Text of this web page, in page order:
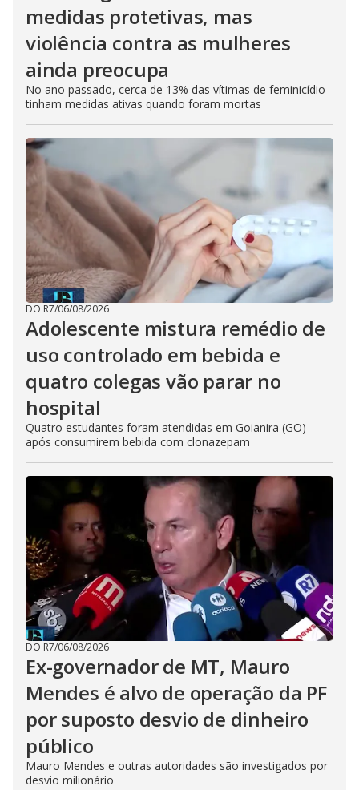
medidas protetivas, mas
violência contra as mulheres
ainda preocupa
No ano passado, cerca de 13% das vítimas de feminicídio
tinham medidas ativas quando foram mortas
DO R7/06/08/2026
Adolescente mistura remédio de
uso controlado em bebida e
quatro colegas vão parar no
hospital
Quatro estudantes foram atendidas em Goianira (GO)
após consumirem bebida com clonazepam
DO R7/06/08/2026
Ex-governador de MT, Mauro
Mendes é alvo de operação da PF
por suposto desvio de dinheiro
público
Mauro Mendes e outras autoridades são investigados por
desvio milionário